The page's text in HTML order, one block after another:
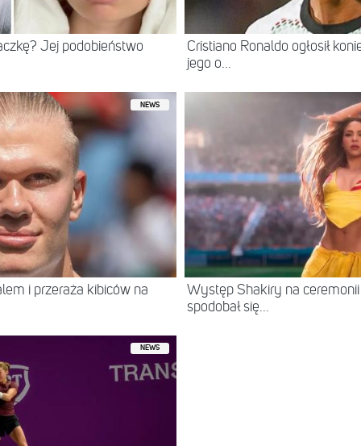
Jej podobieństwo
Cristiano Ronaldo ogłosił
jego o...
NEWS
i przeraża kibiców na
Występ Shakiry na
spodobał się...
NEWS